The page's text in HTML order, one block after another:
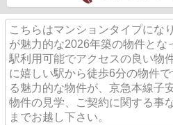
こちらはマンションタイプにな
が魅力的な2026年築の物件とな
駅利用可能でアクセスの良い物
に嬉しい駅から徒歩6分の物件
る魅力的な物件が、京急本線子
物件の見学、ご契約に関する事
までお越し下さい。